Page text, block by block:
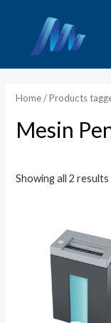
Home/ Products
Mesin
Showing all 2 results